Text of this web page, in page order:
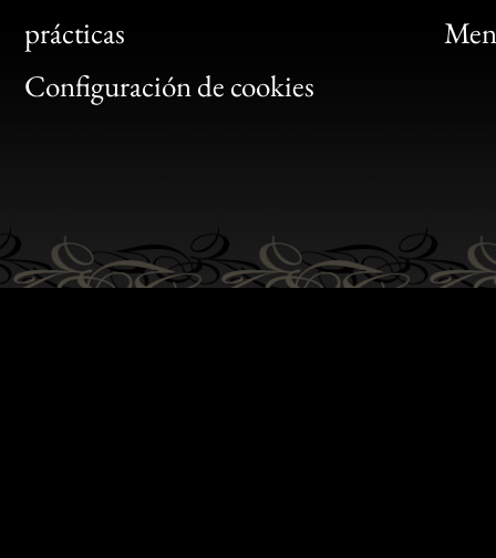
prácticas
Configuración de cookies
Bon